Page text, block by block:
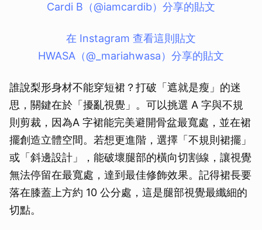
Cardi B（@iamcardib）分享的貼文
在 Instagram 查看這則貼文
HWASA（@_mariahwasa）分享的貼文
誰說梨形身材不能穿短裙？打破「遮就是瘦」的迷
思，關鍵在於「擾亂視覺」。可以挑選 A 字與不規
則剪裁，因為A 字裙能完美避開骨盆最寬處，並在裙
擺創造立體空間。若想更進階，選擇「不規則裙擺」
或「斜邊設計」，能破壞腿部的橫向切割線，讓視覺
無法停留在最寬處，達到最佳修飾效果。記得裙長要
落在膝蓋上方約 10 公分處，這是腿部視覺最纖細的
切點。